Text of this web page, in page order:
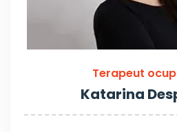
Terapeut
Katarina